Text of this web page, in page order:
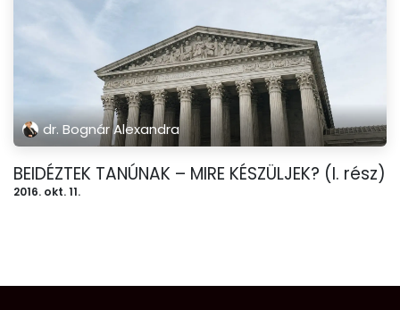
dr. Bognár Alexandra
BEIDÉZTEK TANÚNAK – MIRE KÉSZÜLJEK? (I. rész)
2016. okt. 11.